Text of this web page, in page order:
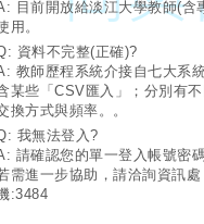
目前開放給淡江大學教師(含
用。
資料不完整(正確)?
教師歷程系統介接自七大系
某些「CSV匯入」；分別有
換方式與頻率。。
我無法登入?
請確認您的單一登入帳號密碼
需進一步協助，請洽詢資訊處
:3484